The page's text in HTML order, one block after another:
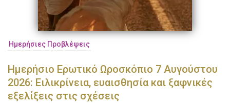
Ημερήσιες Προβλέψεις
Ημερήσιο Ερωτικό Ωροσκόπιο 7 Αυγούστου
2026: Ειλικρίνεια, ευαισθησία και ξαφνικές
εξελίξεις στις σχέσεις